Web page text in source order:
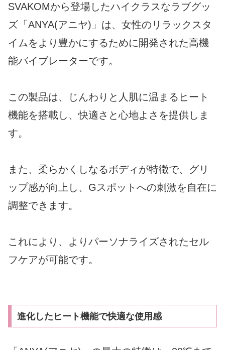
SVAKOMから登場したハイクラスなラブグッ
ズ「ANYA(アニヤ)」は、女性のリラックスタ
イムをより豊かにするために開発された高機
能バイブレーターです。
この製品は、じんわりと人肌に温まるヒート
機能を搭載し、快適さと心地よさを提供しま
す。
また、柔らかくしなるボディが特徴で、グリ
ップ感が向上し、Gスポットへの刺激を自在に
調整できます。
これにより、よりパーソナライズされたセル
フケアが可能です。
進化したヒート機能で快適な使用感